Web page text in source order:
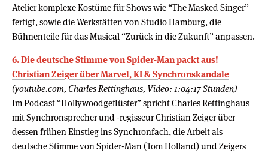
Atelier komplexe Kostüme für Shows wie “The Masked Singer”
fertigt, sowie die Werkstätten von Studio Hamburg, die
Bühnenteile für das Musical “Zurück in die Zukunft” anpassen.
6. Die deutsche Stimme von Spider-Man packt aus!
Christian Zeiger über Marvel, KI & Synchronskandale
(youtube.com, Charles Rettinghaus, Video: 1:04:17 Stunden)
Im Podcast “Hollywoodgeflüster” spricht Charles Rettinghaus
mit Synchronsprecher und -regisseur Christian Zeiger über
dessen frühen Einstieg ins Synchronfach, die Arbeit als
deutsche Stimme von Spider-Man (Tom Holland) und Zeigers